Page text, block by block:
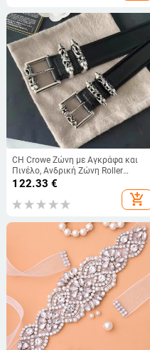
CH Crowe Ζώνη με Αγκράφα και
Πινέλο, Ανδρική Ζώνη Roller
Hollow Evergreen Vine, Γυναικεία
Ζώνη με Αστέρι, Ίδιο Στυλ, Vintage
Ζώνη
122.33 €
add_shopping_cart